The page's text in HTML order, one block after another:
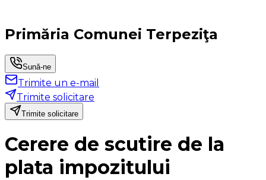
Primăria Comunei Terpeziţa
Sună-ne
Trimite un e-mail
Trimite solicitare
Trimite solicitare
Cerere de scutire de la
plata impozitului